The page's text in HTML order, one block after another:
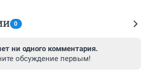
0
ни одного комментария.
обсуждение первым!